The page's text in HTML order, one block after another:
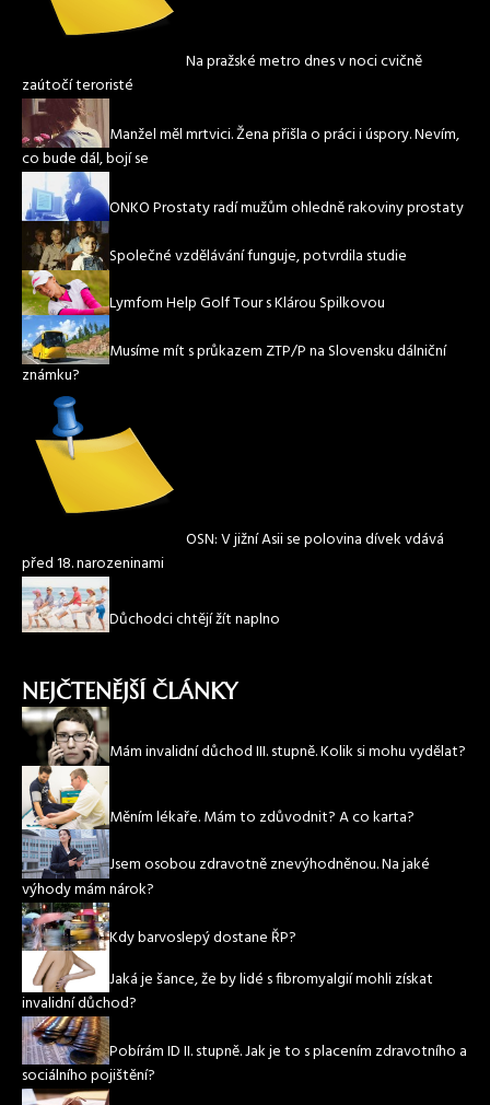
Na pražské metro dnes v noci cvičně
zaútočí teroristé
Manžel měl mrtvici. Žena přišla o práci i úspory. Nevím,
co bude dál, bojí se
ONKO Prostaty radí mužům ohledně rakoviny prostaty
Společné vzdělávání funguje, potvrdila studie
Lymfom Help Golf Tour s Klárou Spilkovou
Musíme mít s průkazem ZTP/P na Slovensku dálniční
známku?
OSN: V jižní Asii se polovina dívek vdává
před 18. narozeninami
Důchodci chtějí žít naplno
NEJČTENĚJŠÍ ČLÁNKY
Mám invalidní důchod III. stupně. Kolik si mohu vydělat?
Měním lékaře. Mám to zdůvodnit? A co karta?
Jsem osobou zdravotně znevýhodněnou. Na jaké
výhody mám nárok?
Kdy barvoslepý dostane ŘP?
Jaká je šance, že by lidé s fibromyalgií mohli získat
invalidní důchod?
Pobírám ID II. stupně. Jak je to s placením zdravotního a
sociálního pojištění?